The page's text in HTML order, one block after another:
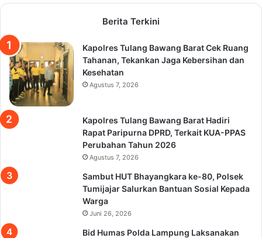
Berita Terkini
Kapolres Tulang Bawang Barat Cek Ruang
Tahanan, Tekankan Jaga Kebersihan dan
Kesehatan
Agustus 7, 2026
Kapolres Tulang Bawang Barat Hadiri
Rapat Paripurna DPRD, Terkait KUA-PPAS
Perubahan Tahun 2026
Agustus 7, 2026
Sambut HUT Bhayangkara ke-80, Polsek
Tumijajar Salurkan Bantuan Sosial Kepada
Warga
Juni 26, 2026
Bid Humas Polda Lampung Laksanakan